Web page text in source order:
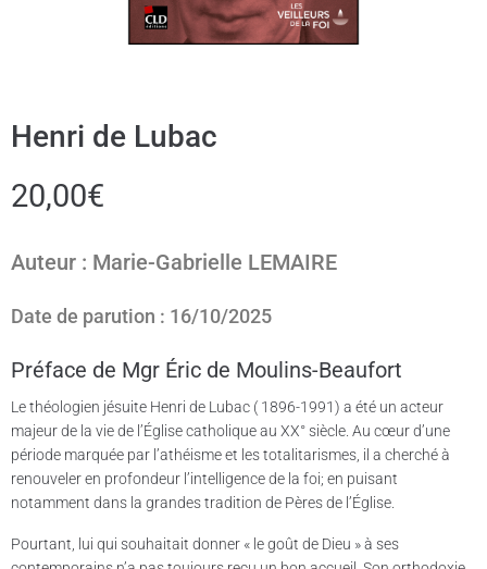
Henri de Lubac
20,00€
Auteur : Marie-Gabrielle LEMAIRE
Date de parution : 16/10/2025
Préface de Mgr Éric de Moulins-Beaufort
Le théologien jésuite Henri de Lubac ( 1896-1991) a été un acteur
majeur de la vie de l’Église catholique au XX° siècle. Au cœur d’une
période marquée par l’athéisme et les totalitarismes, il a cherché à
renouveler en profondeur l’intelligence de la foi; en puisant
notamment dans la grandes tradition de Pères de l’Église.
Pourtant, lui qui souhaitait donner « le goût de Dieu » à ses